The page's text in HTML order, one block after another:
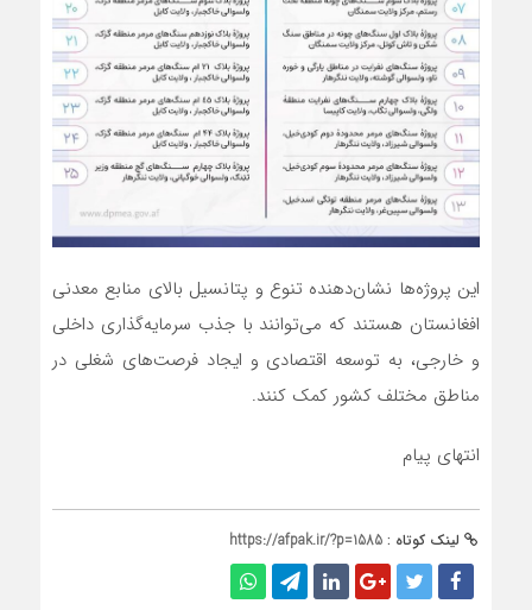
این پروژه‌ها نشان‌دهنده تنوع و پتانسیل بالای منابع معدنی
افغانستان هستند که می‌توانند با جذب سرمایه‌گذاری داخلی
و خارجی، به توسعه اقتصادی و ایجاد فرصت‌های شغلی در
مناطق مختلف کشور کمک کنند.
انتهای پیام
لینک کوتاه : https://afpak.ir/?p=1585